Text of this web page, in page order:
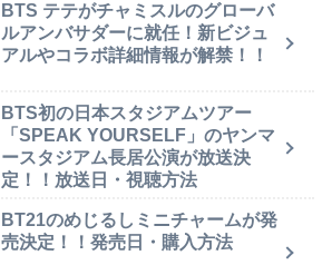
BTS テテがチャミスルのグローバ
ルアンバサダーに就任！新ビジュ
アルやコラボ詳細情報が解禁！！
BTS初の日本スタジアムツアー
「SPEAK YOURSELF」のヤンマ
ースタジアム長居公演が放送決
定！！放送日・視聴方法
BT21のめじるしミニチャームが発
売決定！！発売日・購入方法